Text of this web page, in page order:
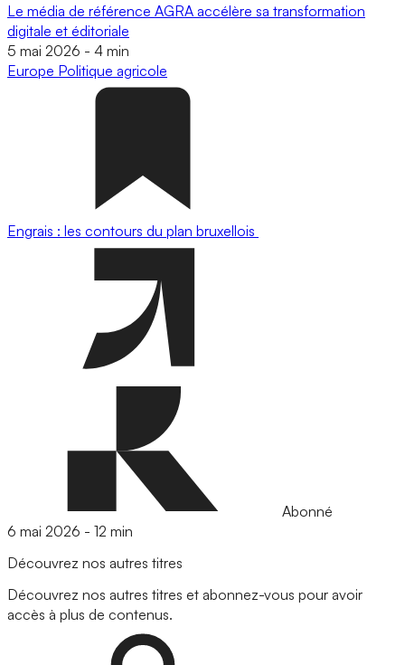
Le média de référence AGRA accélère sa transformation
digitale et éditoriale
5 mai 2026 - 4 min
Europe Politique agricole
Engrais : les contours du plan bruxellois
Abonné
6 mai 2026 - 12 min
Découvrez nos autres titres
Découvrez nos autres titres et abonnez-vous pour avoir
accès à plus de contenus.